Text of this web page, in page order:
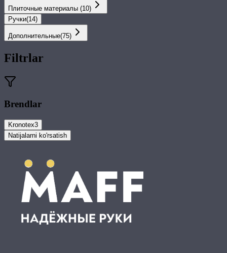
Плиточные материалы (10)
Ручки(14)
Дополнительные(75)
Filtrlar
Brendlar
Kronotex3
Natijalarni ko'rsatish